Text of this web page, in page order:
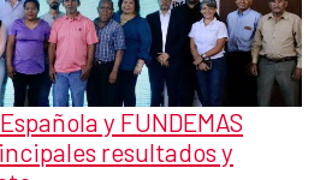
y FUNDEMAS
resultados y